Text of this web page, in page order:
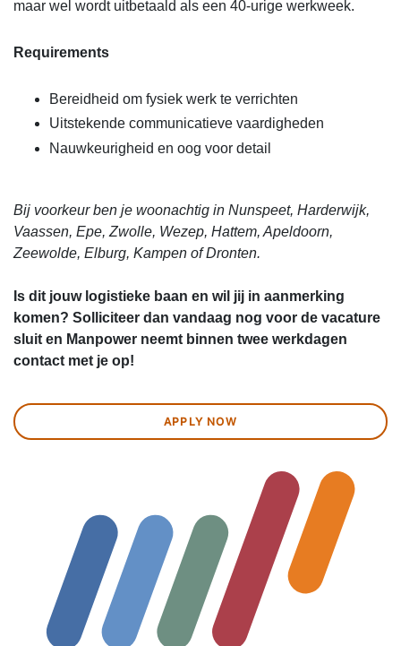
maar wel wordt uitbetaald als een 40-urige werkweek.
Requirements
Bereidheid om fysiek werk te verrichten
Uitstekende communicatieve vaardigheden
Nauwkeurigheid en oog voor detail
Bij voorkeur ben je woonachtig in Nunspeet, Harderwijk,
Vaassen, Epe, Zwolle, Wezep, Hattem, Apeldoorn,
Zeewolde, Elburg, Kampen of Dronten.
Is dit jouw logistieke baan en wil jij in aanmerking
komen? Solliciteer dan vandaag nog voor de vacature
sluit en Manpower neemt binnen twee werkdagen
contact met je op!
APPLY NOW